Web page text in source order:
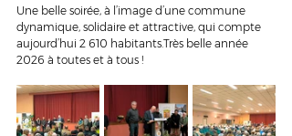
Une belle soirée, à l’image d’une commune
dynamique, solidaire et attractive, qui compte
aujourd’hui 2 610 habitants.Très belle année
2026 à toutes et à tous !